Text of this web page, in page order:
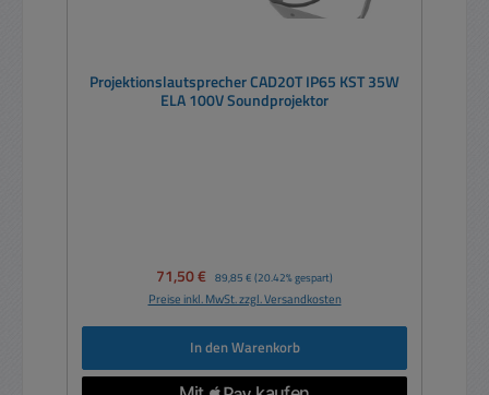
Projektionslautsprecher CAD20T IP65 KST 35W
ELA 100V Soundprojektor
Verkaufspreis:
71,50 € Regulärer Preis:
89,85 € (20.42% gespart)
Preise inkl. MwSt. zzgl. Versandkosten
In den Warenkorb